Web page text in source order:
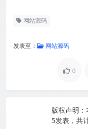
网站源码
发表至： 网站源码
0
版权声明：
5发表，共